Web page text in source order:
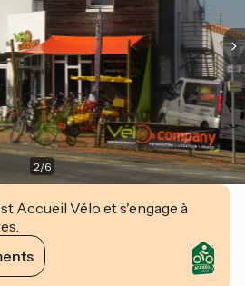
2/6
Accueil Vélo et s'engage à